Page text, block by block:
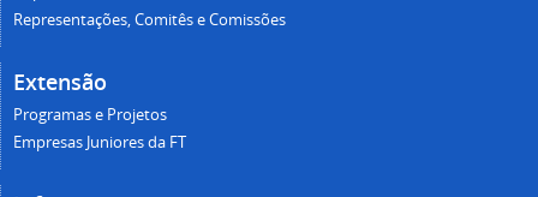
Representações, Comitês e Comissões
Extensão
Programas e Projetos
Empresas Juniores da FT